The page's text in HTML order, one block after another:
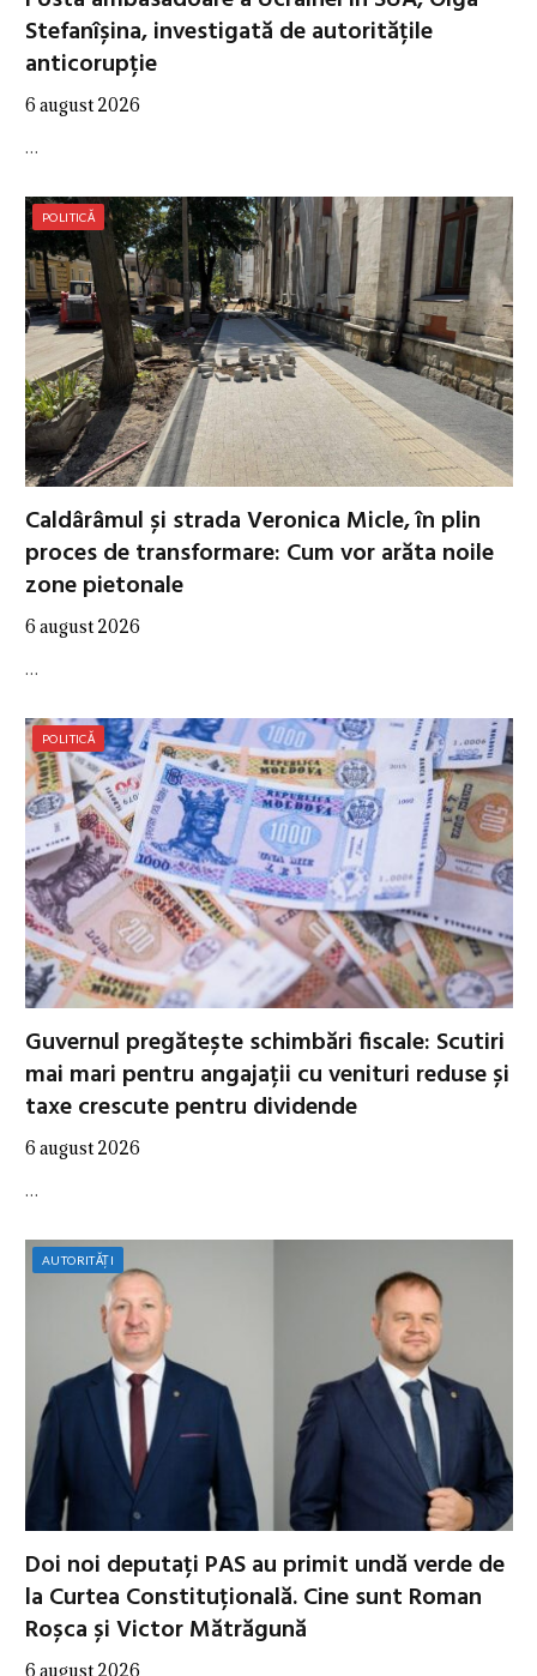
Stefanîșina, investigată de autoritățile
anticorupție
6 august 2026
…
POLITICĂ
Caldârâmul și strada Veronica Micle, în plin
proces de transformare: Cum vor arăta noile
zone pietonale
6 august 2026
…
POLITICĂ
Guvernul pregătește schimbări fiscale: Scutiri
mai mari pentru angajații cu venituri reduse și
taxe crescute pentru dividende
6 august 2026
…
AUTORITĂȚI
Doi noi deputați PAS au primit undă verde de
la Curtea Constituțională. Cine sunt Roman
Roșca și Victor Mătrăgună
6 august 2026